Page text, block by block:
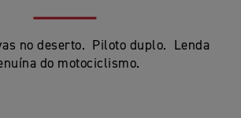
no deserto. Piloto duplo. Lenda
do motociclismo.